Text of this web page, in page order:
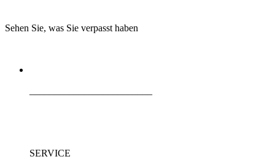
Sehen Sie, was Sie verpasst haben
SERVICE